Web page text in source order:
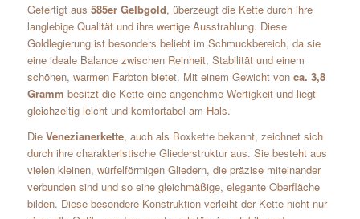
Gefertigt aus 585er Gelbgold, überzeugt die Kette durch ihre
langlebige Qualität und ihre wertige Ausstrahlung. Diese
Goldlegierung ist besonders beliebt im Schmuckbereich, da sie
eine ideale Balance zwischen Reinheit, Stabilität und einem
schönen, warmen Farbton bietet. Mit einem Gewicht von ca. 3,8
Gramm besitzt die Kette eine angenehme Wertigkeit und liegt
gleichzeitig leicht und komfortabel am Hals.
Die Venezianerkette, auch als Boxkette bekannt, zeichnet sich
durch ihre charakteristische Gliederstruktur aus. Sie besteht aus
vielen kleinen, würfelförmigen Gliedern, die präzise miteinander
verbunden sind und so eine gleichmäßige, elegante Oberfläche
bilden. Diese besondere Konstruktion verleiht der Kette nicht nur